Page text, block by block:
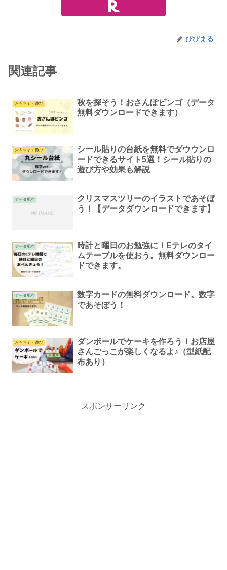
ぴぴまる
関連記事
おもちゃ・遊び
秋を探そう！おさんぽビンゴ（データ
無料ダウンロードできます）
おもちゃ・遊び
シール貼りの台紙を無料でダウウンロ
ードできるサイト5選！シール貼りの
遊び方や効果も解説
データ配布
クリスマスツリーのイラストであそぼ
う！【データダウンロードできます】
データ配布
時計と曜日のお勉強に！Eテレのタイ
ムテーブルを使おう。無料ダウンロー
ドできます。
データ配布
数字カードの無料ダウンロード。数字
であそぼう！
おもちゃ・遊び
ダンボールでケーキを作ろう！お店屋
さんごっこが楽しくなるよ♪（型紙配
布あり）
スポンサーリンク